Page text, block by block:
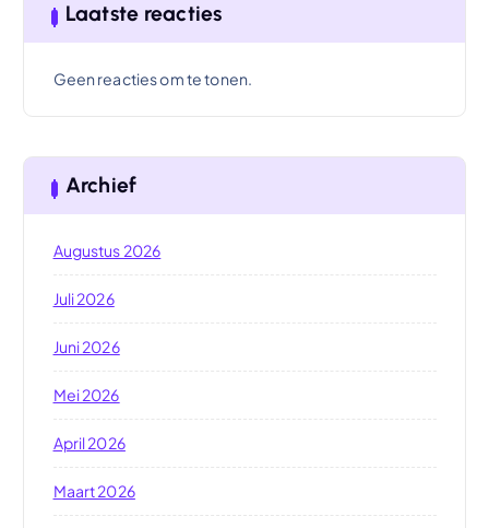
Laatste reacties
Geen reacties om te tonen.
Archief
Augustus 2026
Juli 2026
Juni 2026
Mei 2026
April 2026
Maart 2026